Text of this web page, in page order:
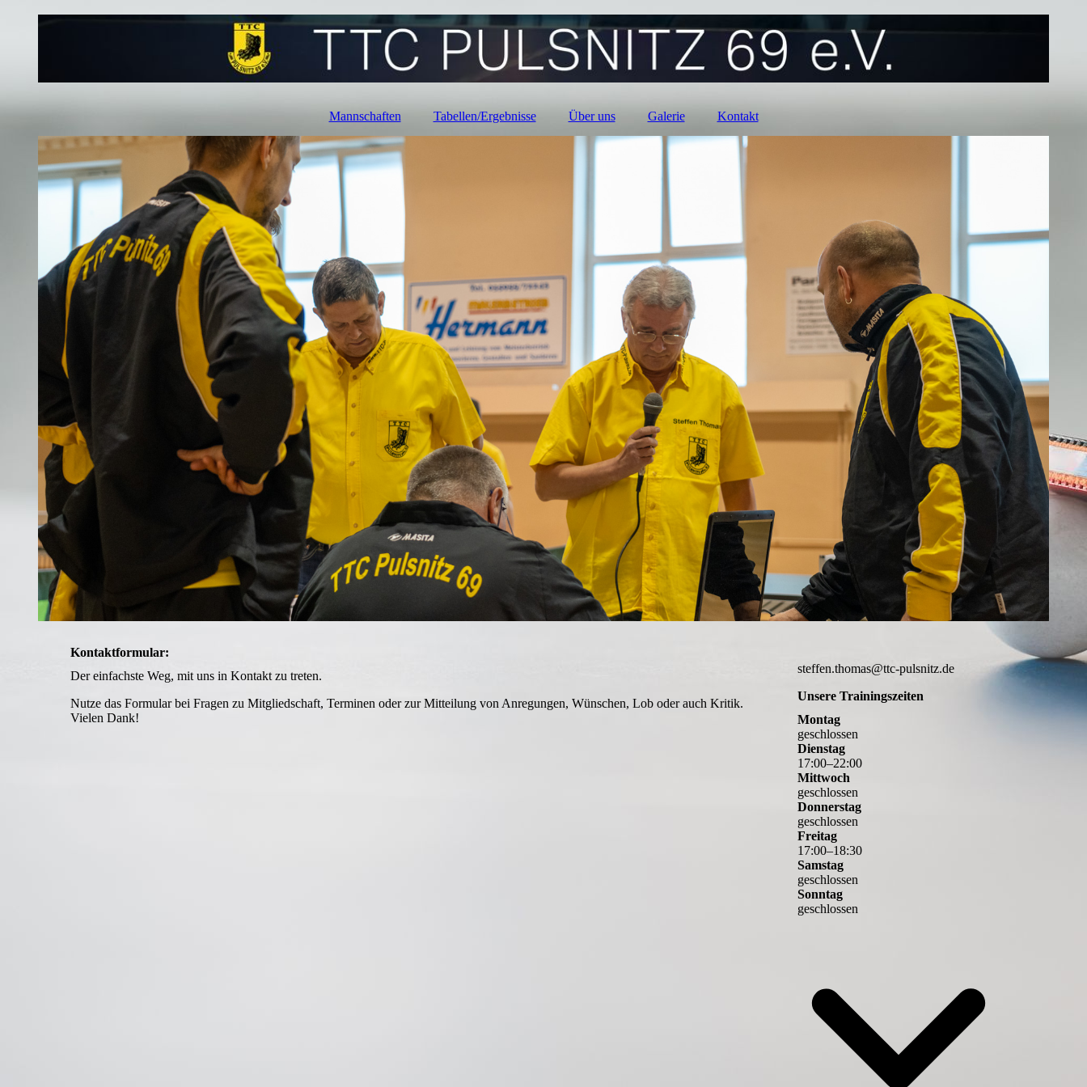
Mannschaften Tabellen/Ergebnisse Über uns Galerie Kontakt
Kontaktformular:
Der einfachste Weg, mit uns in Kontakt zu treten.
Nutze das Formular bei Fragen zu Mitgliedschaft, Terminen oder zur Mitteilung von Anregungen, Wünschen, Lob oder auch Kritik.
Vielen Dank!
steffen.thomas@ttc-pulsnitz.de
Unsere Trainingszeiten
Montag
geschlossen
Dienstag
17:00–22:00
Mittwoch
geschlossen
Donnerstag
geschlossen
Freitag
17:00–18:30
Samstag
geschlossen
Sonntag
geschlossen